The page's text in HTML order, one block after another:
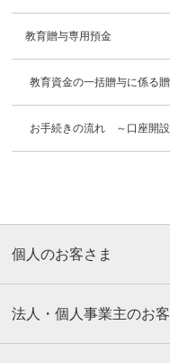
教育贈与専用預金
教育資金の一括贈与に係る
お手続きの流れ ～口座開設
個人のお客さま
法人・個人事業主のお客